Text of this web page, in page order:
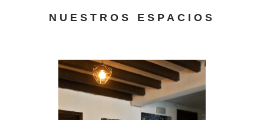
NUESTROS ESPACIOS